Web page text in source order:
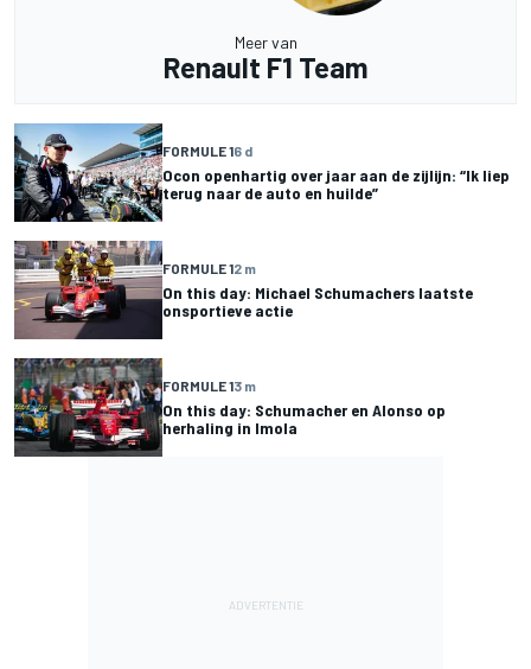
Meer van
Renault F1 Team
FORMULE 16 d
Ocon openhartig over jaar aan de zijlijn: “Ik liep
terug naar de auto en huilde”
FORMULE 12 m
On this day: Michael Schumachers laatste
onsportieve actie
FORMULE 13 m
On this day: Schumacher en Alonso op
herhaling in Imola